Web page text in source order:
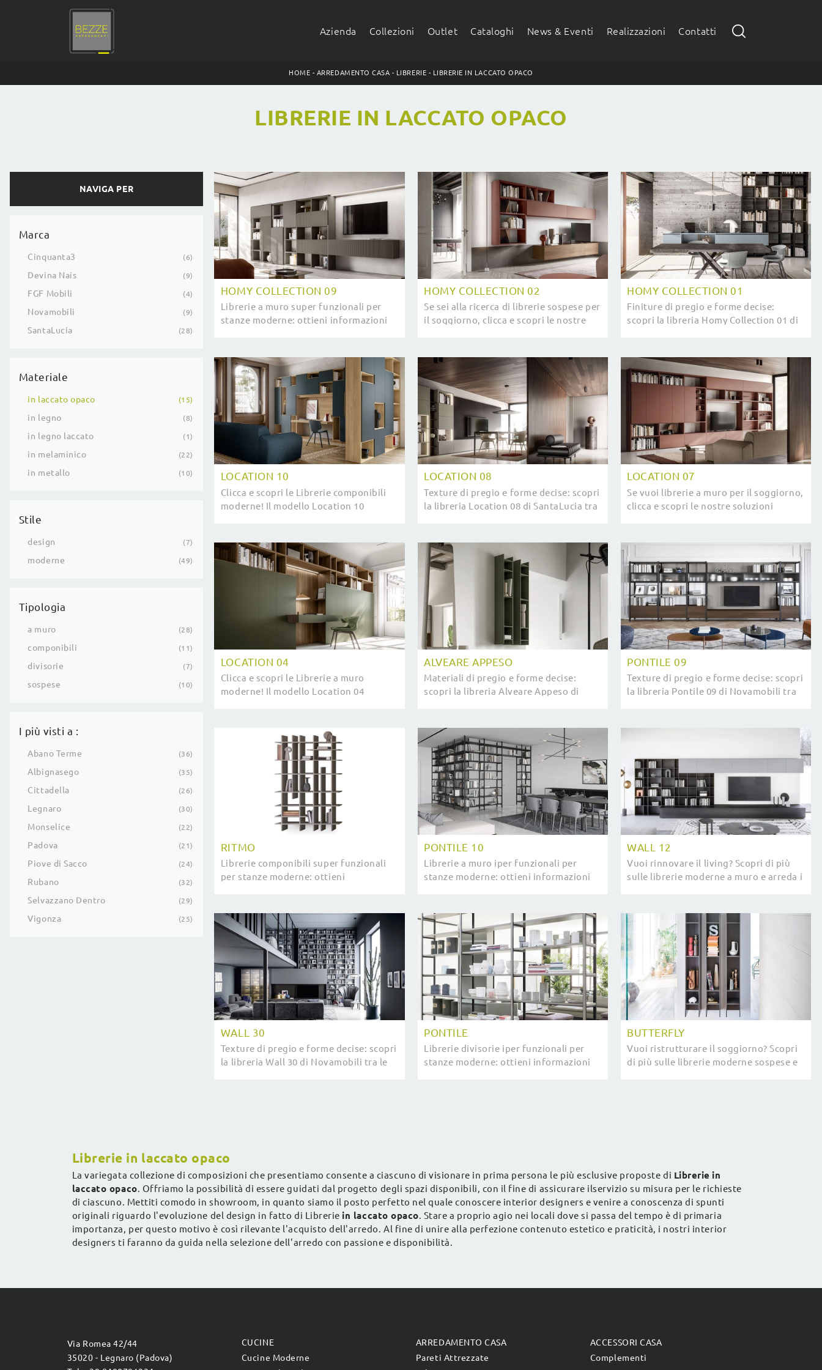
Azienda Collezioni Outlet Cataloghi News & Eventi Realizzazioni Contatti
HOME - ARREDAMENTO CASA - LIBRERIE - LIBRERIE IN LACCATO OPACO
LIBRERIE IN LACCATO OPACO
NAVIGA PER
Marca
Cinquanta3 6
Devina Nais 9
FGF Mobili 4
Novamobili 9
SantaLucia 28
Materiale
in laccato opaco 15
in legno 8
in legno laccato 1
in melaminico 22
in metallo 10
Stile
design 7
moderne 49
Tipologia
a muro 28
componibili 11
divisorie 7
sospese 10
I più visti a :
Abano Terme 36
Albignasego 35
Cittadella 26
Legnaro 30
Monselice 22
Padova 21
Piove di Sacco 24
Rubano 32
Selvazzano Dentro 29
Vigonza 25
HOMY COLLECTION 09
Librerie a muro super funzionali per
stanze moderne: ottieni informazioni
HOMY COLLECTION 02
Se sei alla ricerca di librerie sospese per
il soggiorno, clicca e scopri le nostre
HOMY COLLECTION 01
Finiture di pregio e forme decise:
scopri la libreria Homy Collection 01 di
LOCATION 10
Clicca e scopri le Librerie componibili
moderne! Il modello Location 10
LOCATION 08
Texture di pregio e forme decise: scopri
la libreria Location 08 di SantaLucia tra
LOCATION 07
Se vuoi librerie a muro per il soggiorno,
clicca e scopri le nostre soluzioni
LOCATION 04
Clicca e scopri le Librerie a muro
moderne! Il modello Location 04
ALVEARE APPESO
Materiali di pregio e forme decise:
scopri la libreria Alveare Appeso di
PONTILE 09
Texture di pregio e forme decise: scopri
la libreria Pontile 09 di Novamobili tra
RITMO
Librerie componibili super funzionali
per stanze moderne: ottieni
PONTILE 10
Librerie a muro iper funzionali per
stanze moderne: ottieni informazioni
WALL 12
Vuoi rinnovare il living? Scopri di più
sulle librerie moderne a muro e arreda i
WALL 30
Texture di pregio e forme decise: scopri
la libreria Wall 30 di Novamobili tra le
PONTILE
Librerie divisorie iper funzionali per
stanze moderne: ottieni informazioni
BUTTERFLY
Vuoi ristrutturare il soggiorno? Scopri
di più sulle librerie moderne sospese e
Librerie in laccato opaco
La variegata collezione di composizioni che presentiamo consente a ciascuno di visionare in prima persona le più esclusive proposte di Librerie in
laccato opaco. Offriamo la possibilità di essere guidati dal progetto degli spazi disponibili, con il fine di assicurare ilservizio su misura per le richieste
di ciascuno. Mettiti comodo in showroom, in quanto siamo il posto perfetto nel quale conoscere interior designers e venire a conoscenza di spunti
originali riguardo l'evoluzione del design in fatto di Libreriein laccato opaco. Stare a proprio agio nei locali dove si passa del tempo è di primaria
importanza, per questo motivo è così rilevante l'acquisto dell'arredo. Al fine di unire alla perfezione contenuto estetico e praticità, i nostri interior
designers ti faranno da guida nella selezione dell'arredo con passione e disponibilità.
Via Romea 42/44
35020 - Legnaro (Padova)
CUCINE
Cucine Moderne
ARREDAMENTO CASA
Pareti Attrezzate
ACCESSORI CASA
Complementi